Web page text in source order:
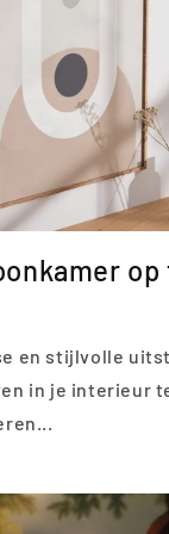
en stijlvolle
in je interieur